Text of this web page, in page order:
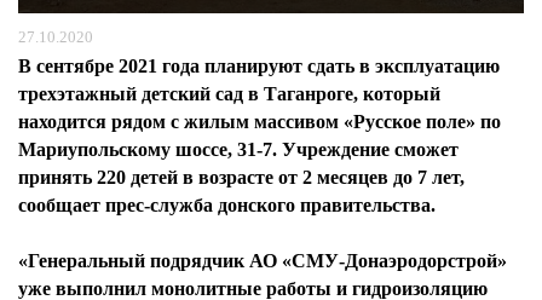
27.10.2020
В сентябре 2021 года планируют сдать в эксплуатацию
трехэтажный детский сад в Таганроге, который
находится рядом с жилым массивом «Русское поле» по
Мариупольскому шоссе, 31-7. Учреждение сможет
принять 220 детей в возрасте от 2 месяцев до 7 лет,
сообщает прес-служба донского правительства.
«Генеральный подрядчик АО «СМУ-Донаэродорстрой»
уже выполнил монолитные работы и гидроизоляцию